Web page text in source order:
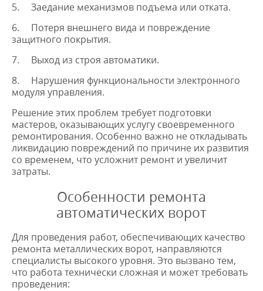
5. Заедание механизмов подъема или отката.
6. Потеря внешнего вида и повреждение
защитного покрытия.
7. Выход из строя автоматики.
8. Нарушения функциональности электронного
модуля управления.
Решение этих проблем требует подготовки
мастеров, оказывающих услугу своевременного
ремонтирования. Особенно важно не откладывать
ликвидацию повреждений по причине их развития
со временем, что усложнит ремонт и увеличит
затраты.
Особенности ремонта
автоматических ворот
Для проведения работ, обеспечивающих качество
ремонта металлических ворот, направляются
специалисты высокого уровня. Это вызвано тем,
что работа технически сложная и может требовать
проведения: